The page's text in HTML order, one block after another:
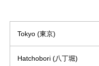
Tokyo (東京)
Hatchobori (八丁堀)